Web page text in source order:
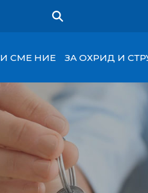
СМЕ НИЕ ЗА ОХРИД И